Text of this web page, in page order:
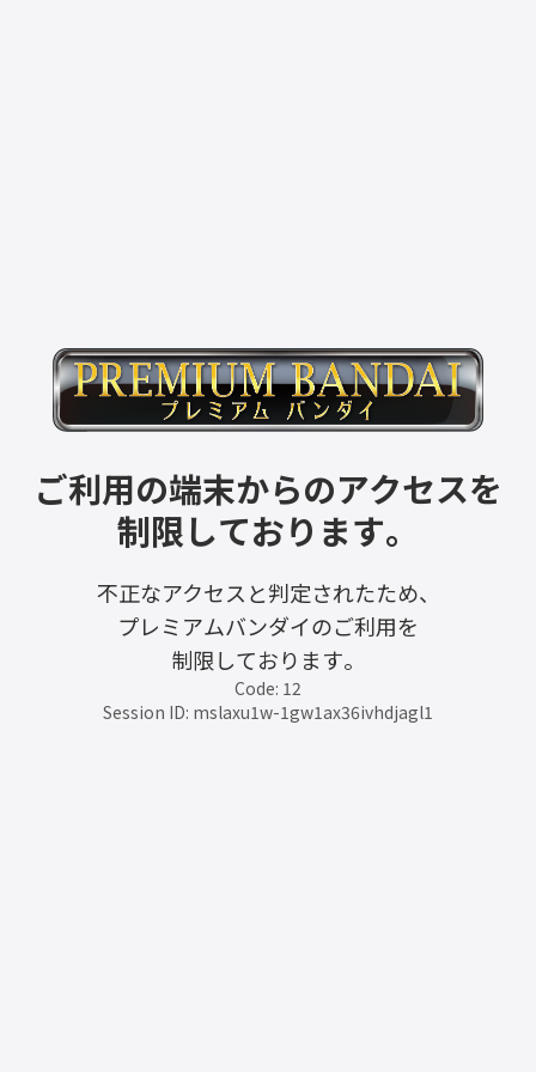
ご利用の端末からのアクセスを
制限しております。
不正なアクセスと判定されたため、
プレミアムバンダイのご利用を
制限しております。
Code: 12
Session ID: mslaxu1w-1gw1ax36ivhdjagl1